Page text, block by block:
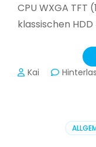
CPU WXGA TFT
klassischen HDD
Kai